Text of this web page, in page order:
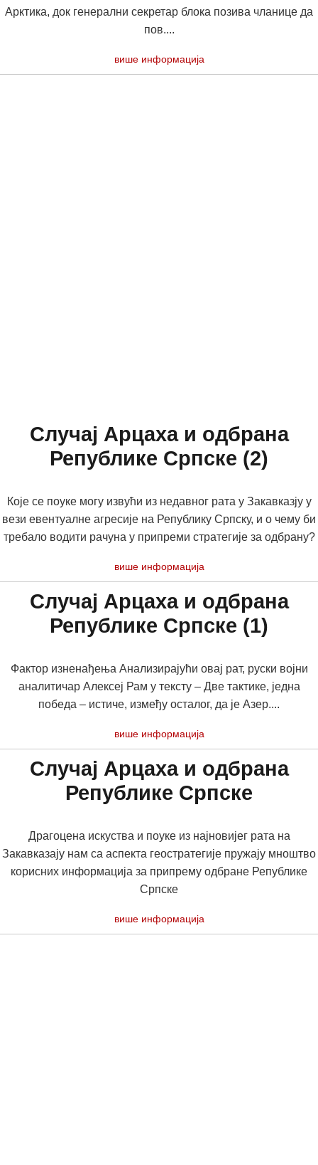
Арктика, док генерални секретар блока позива чланице да
пов....
више информација
Случај Арцаха и одбрана
Републике Српске (2)
Које се поуке могу извући из недавног рата у Закавказју у
вези евентуалне агресије на Републику Српску, и о чему би
требало водити рачуна у припреми стратегије за одбрану?
више информација
Случај Арцаха и одбрана
Републике Српске (1)
Фактор изненађења Анализирајући овај рат, руски војни
аналитичар Алексеј Рам у тексту – Две тактике, једна
победа – истиче, између осталог, да је Азер....
више информација
Случај Арцаха и одбрана
Републике Српске
Драгоцена искуства и поуке из најновијег рата на
Закавказају нам са аспекта геостратегије пружају мноштво
корисних информација за припрему одбране Републике
Српске
више информација